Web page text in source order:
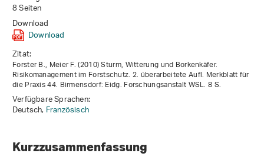
8 Seiten
Download
Download
Zitat:
Forster B., Meier F. (2010) Sturm, Witterung und Borkenkäfer.
Risikomanagement im Forstschutz. 2. überarbeitete Aufl. Merkblatt für
die Praxis 44. Birmensdorf: Eidg. Forschungsanstalt WSL. 8 S.
Verfügbare Sprachen:
Deutsch, Französisch
Kurzzusammenfassung